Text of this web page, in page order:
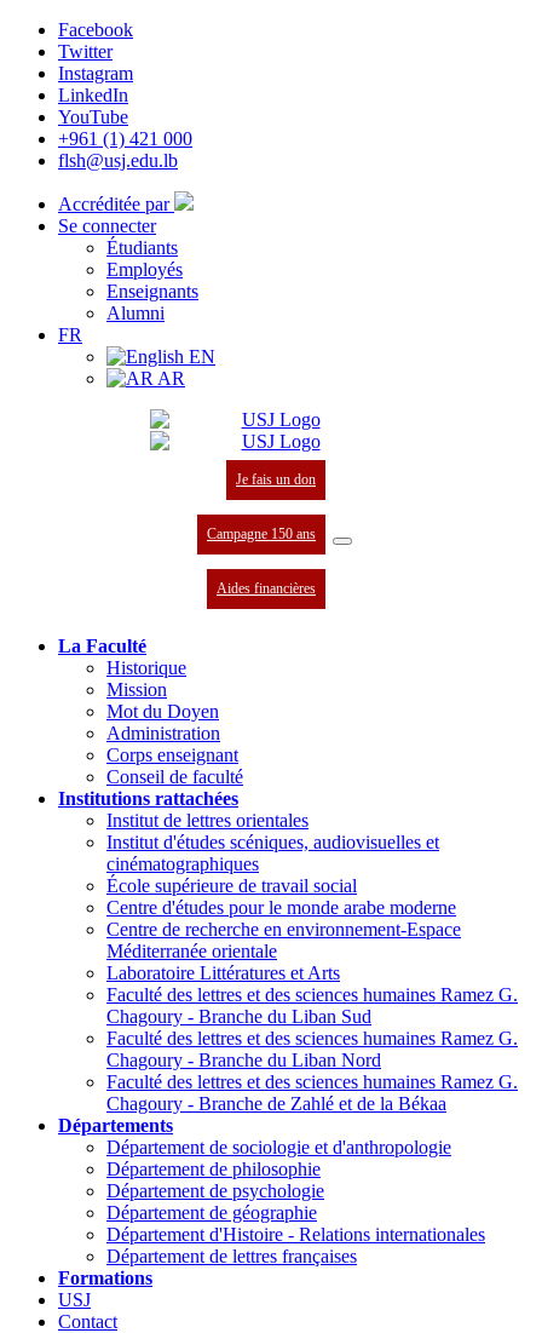
Facebook
Twitter
Instagram
LinkedIn
YouTube
+961 (1) 421 000
flsh@usj.edu.lb
Accréditée par
Se connecter
Étudiants
Employés
Enseignants
Alumni
FR
EN
AR
Je fais un don
Campagne 150 ans
Aides financières
La Faculté
Historique
Mission
Mot du Doyen
Administration
Corps enseignant
Conseil de faculté
Institutions rattachées
Institut de lettres orientales
Institut d'études scéniques, audiovisuelles et
cinématographiques
École supérieure de travail social
Centre d'études pour le monde arabe moderne
Centre de recherche en environnement-Espace
Méditerranée orientale
Laboratoire Littératures et Arts
Faculté des lettres et des sciences humaines Ramez G.
Chagoury - Branche du Liban Sud
Faculté des lettres et des sciences humaines Ramez G.
Chagoury - Branche du Liban Nord
Faculté des lettres et des sciences humaines Ramez G.
Chagoury - Branche de Zahlé et de la Békaa
Départements
Département de sociologie et d'anthropologie
Département de philosophie
Département de psychologie
Département de géographie
Département d'Histoire - Relations internationales
Département de lettres françaises
Formations
USJ
Contact